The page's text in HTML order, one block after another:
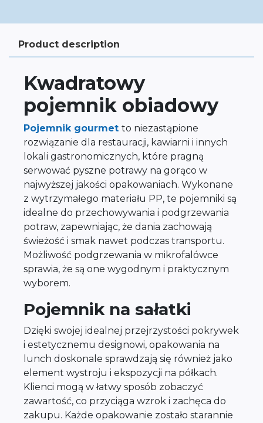
Product description
Kwadratowy
pojemnik obiadowy
Pojemnik gourmet to niezastąpione
rozwiązanie dla restauracji, kawiarni i innych
lokali gastronomicznych, które pragną
serwować pyszne potrawy na gorąco w
najwyższej jakości opakowaniach. Wykonane
z wytrzymałego materiału PP, te pojemniki są
idealne do przechowywania i podgrzewania
potraw, zapewniając, że dania zachowają
świeżość i smak nawet podczas transportu.
Możliwość podgrzewania w mikrofalówce
sprawia, że są one wygodnym i praktycznym
wyborem.
Pojemnik na sałatki
Dzięki swojej idealnej przejrzystości pokrywek
i estetycznemu designowi, opakowania na
lunch doskonale sprawdzają się również jako
element wystroju i ekspozycji na półkach.
Klienci mogą w łatwy sposób zobaczyć
zawartość, co przyciąga wzrok i zachęca do
zakupu. Każde opakowanie zostało starannie